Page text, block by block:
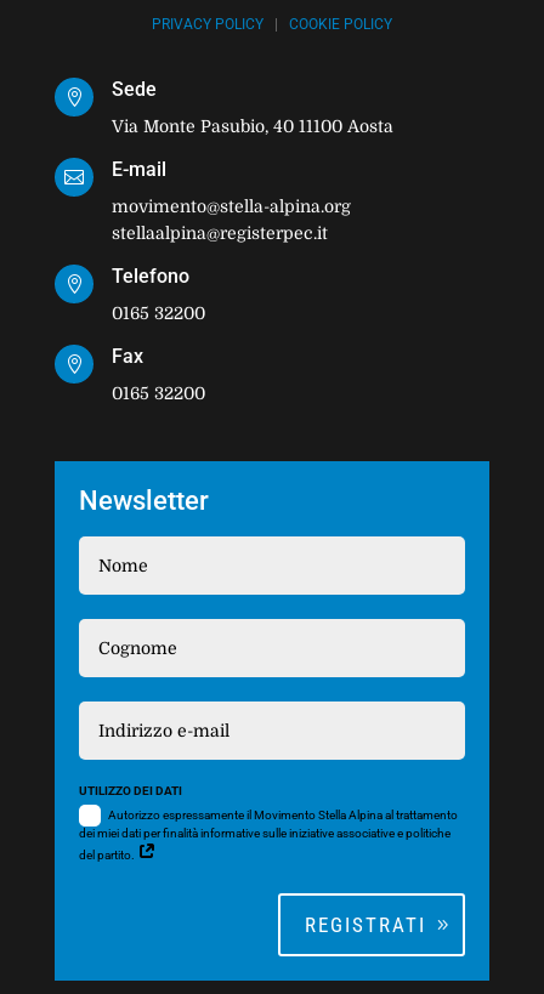
PRIVACY POLICY| COOKIE POLICY
 Sede
Via Monte Pasubio, 40 11100 Aosta
 E-mail
movimento@stella-alpina.org
stellaalpina@registerpec.it
 Telefono
0165 32200
 Fax
0165 32200
Newsletter
UTILIZZO DEI DATI
Autorizzo espressamente il Movimento Stella Alpina al trattamento
dei miei dati per finalità informative sulle iniziative associative e politiche
del partito.
REGISTRATI